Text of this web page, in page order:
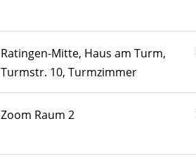
Ratingen-Mitte, Haus am Turm,
Turmstr. 10, Turmzimmer
Zoom Raum 2